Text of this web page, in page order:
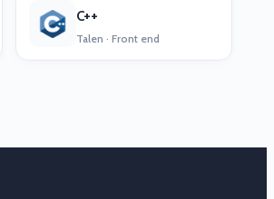
C++
Talen · Front end